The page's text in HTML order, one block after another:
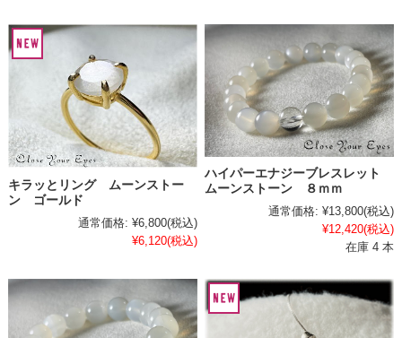
キラッとリング ムーンストー
ン ゴールド
通常価格: ¥6,800(税込)
¥6,120(税込)
ハイパーエナジーブレスレット
ムーンストーン ８ｍｍ
通常価格: ¥13,800(税込)
¥12,420(税込)
在庫 4 本